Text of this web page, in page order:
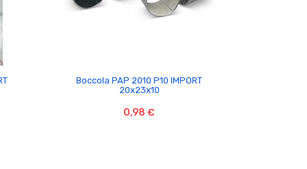

Boccola PAP 2010 P10 IMPORT
20x23x10
0,98 €